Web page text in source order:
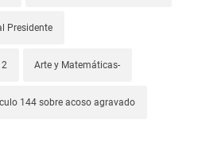
Presidente
Arte y Matemáticas-
144 sobre acoso agravado